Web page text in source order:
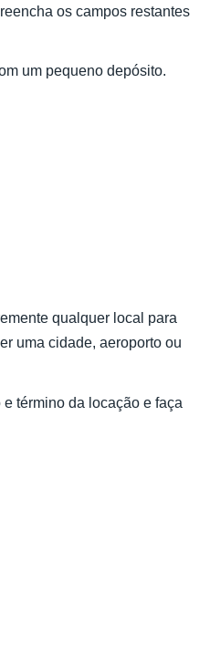
os campos restantes
um pequeno depósito.
qualquer local para
uma cidade, aeroporto ou
e término da locação e faça